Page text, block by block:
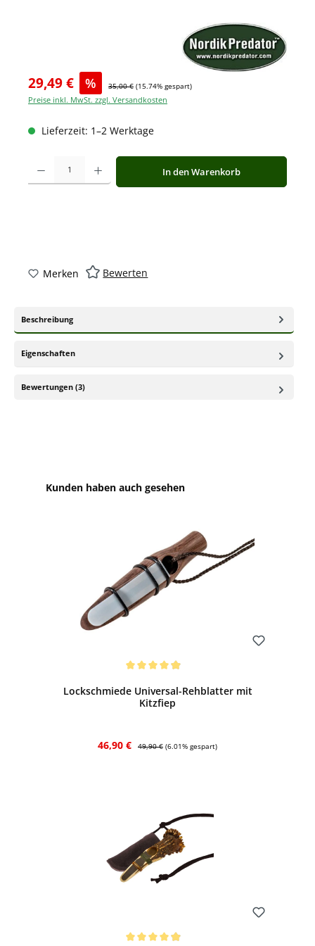
29,49 € % 35,00 € (15.74% gespart)
Preise inkl. MwSt. zzgl. Versandkosten
Lieferzeit: 1–2 Werktage
Produkt Anzahl: Gib den gewünschten Wert ein oder benutze die
In den Warenkorb
Merken Bewerten
Beschreibung
Eigenschaften
Bewertungen (3)
Produktgalerie überspringen
Kunden haben auch gesehen
Lockschmiede Universal-Rehblatter mit
Kitzfiep
Verkaufspreis:
46,90 € Regulärer Preis:
49,90 € (6.01% gespart)